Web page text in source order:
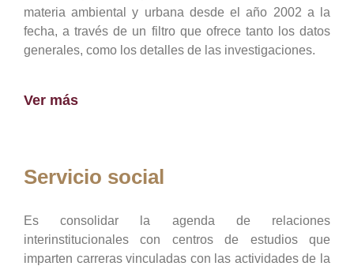
materia ambiental y urbana desde el año 2002 a la
fecha, a través de un filtro que ofrece tanto los datos
generales, como los detalles de las investigaciones.
Ver más
Servicio social
Es consolidar la agenda de relaciones
interinstitucionales con centros de estudios que
imparten carreras vinculadas con las actividades de la